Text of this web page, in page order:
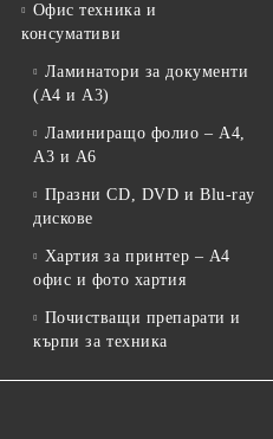
Офис техника и
консумативи
Ламинатори за документи
(A4 и A3)
Ламиниращо фолио – A4,
A3 и A6
Празни CD, DVD и Blu-ray
дискове
Хартия за принтер – A4
офис и фото хартия
Почистващи препарати и
кърпи за техника